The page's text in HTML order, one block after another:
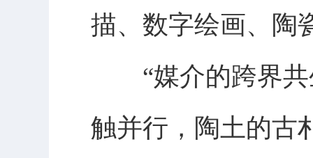
描、数字绘画、陶
“媒介的跨界共
触并行，陶土的古